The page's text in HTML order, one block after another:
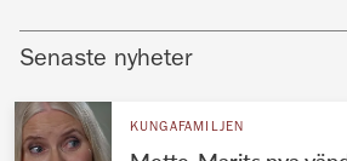
Senaste nyheter
KUNGAFAMILJEN